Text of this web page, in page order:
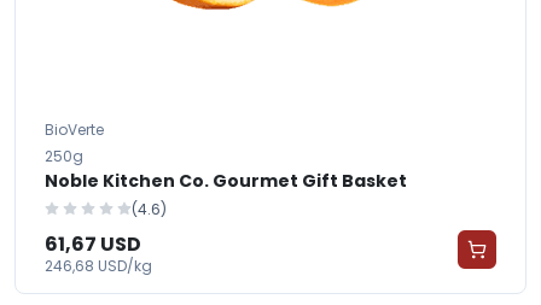
BioVerte
250g
Noble Kitchen Co. Gourmet Gift Basket
(4.6)
61,67 USD
246,68 USD/kg